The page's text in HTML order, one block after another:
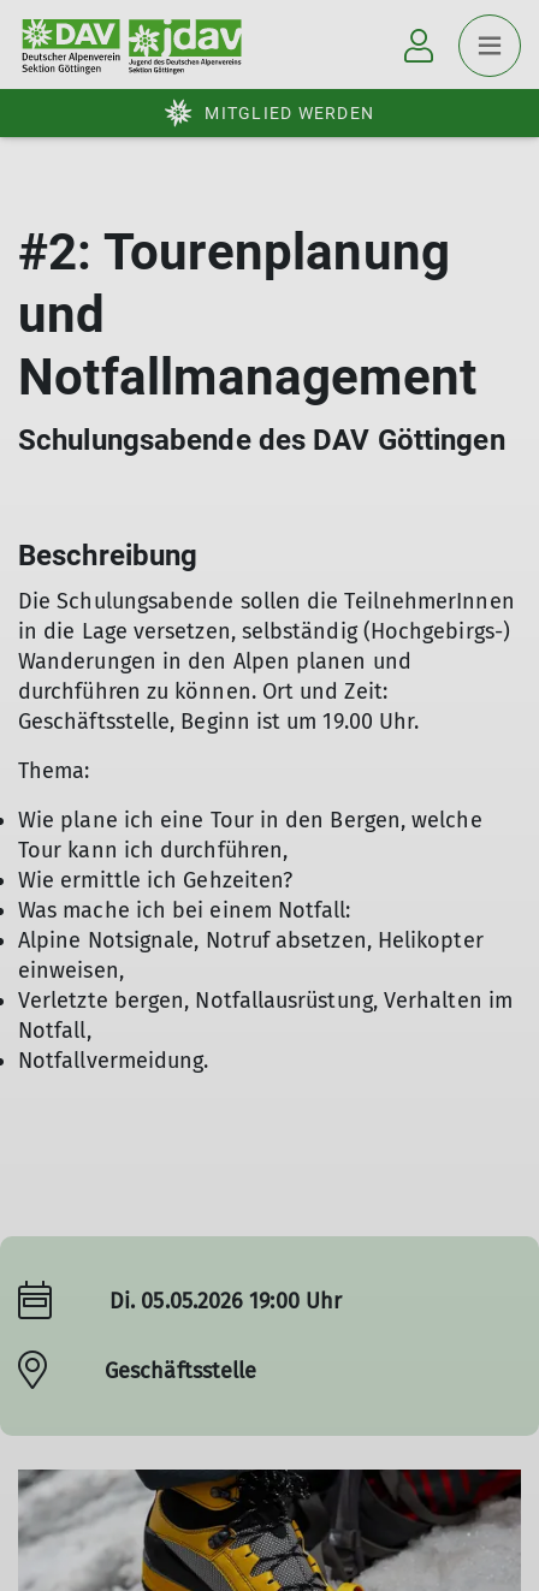
MITGLIED WERDEN
#2: Tourenplanung
und
Notfallmanagement
Schulungsabende des DAV Göttingen
Beschreibung
Die Schulungsabende sollen die TeilnehmerInnen
in die Lage ver­set­zen, selbständig (Hochgebirgs-)
Wanderungen in den Alpen planen und
durchführen zu können. Ort und Zeit:
Geschäftsstelle, Beginn ist um 19.00 Uhr.
Thema:
Wie plane ich eine Tour in den Bergen, welche
Tour kann ich durchführen,
Wie ermittle ich Gehzeiten?
Was mache ich bei einem Notfall:
Alpine Notsignale, Notruf absetzen, Helikopter
einweisen,
Verletzte bergen, Notfallausrüstung, Verhalten im
Notfall,
Notfallvermeidung.
Di. 05.05.2026 19:00 Uhr
Geschäftsstelle